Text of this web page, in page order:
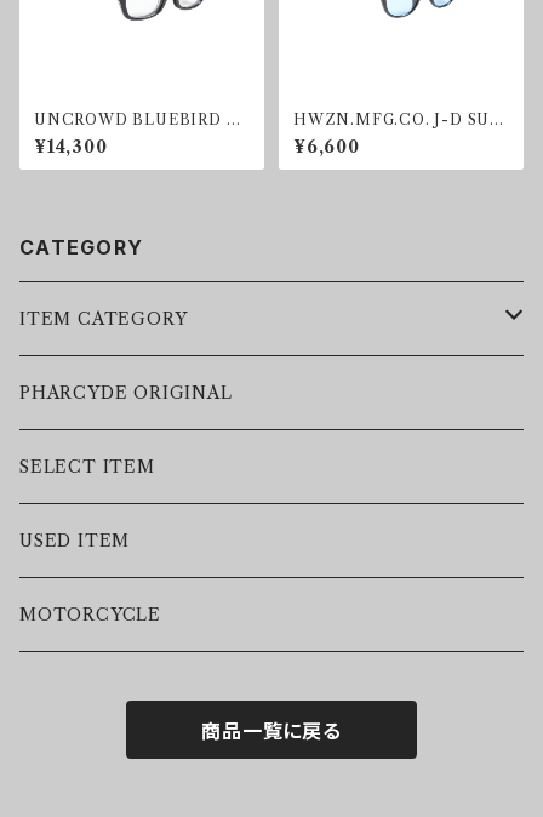
UNCROWD BLUEBIRD SU
NGLASS CLEAR
¥14,300
HWZN.MFG.CO. J-D SUN
GLASS BLUE
¥6,600
CATEGORY
ITEM CATEGORY
LEATHER JACKET
JACKET
VEST
SWEAT
PHARCYDE ORIGINAL
SELECT ITEM
USED ITEM
MOTORCYCLE
商品一覧に戻る